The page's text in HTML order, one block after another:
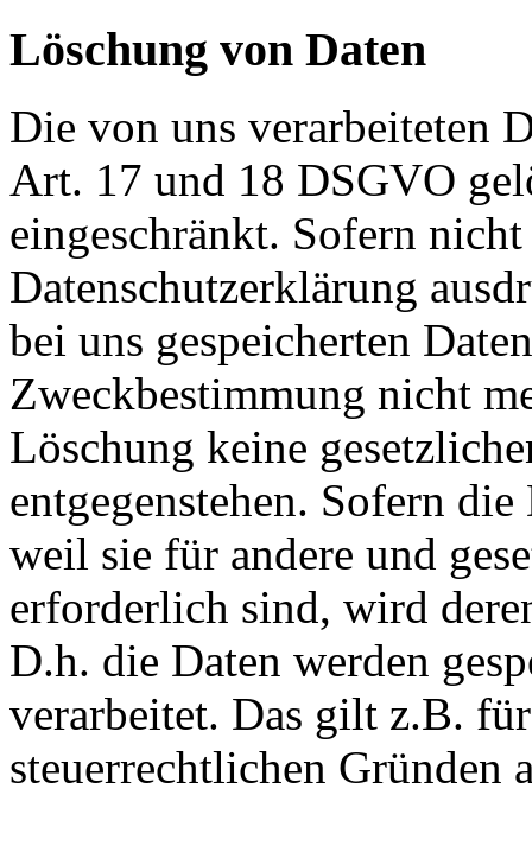
Löschung von Daten
Die von uns verarbeiteten
Art. 17 und 18 DSGVO
eingeschränkt. Sofern
Datenschutzerklärung
bei uns gespeicherten
Zweckbestimmung nicht
Löschung keine
entgegenstehen. Sofern
weil sie für andere und
erforderlich sind, wird
D.h. die Daten werden
verarbeitet. Das gilt z.B.
steuerrechtlichen Gründen